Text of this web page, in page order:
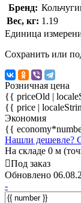
Бренд:
Вес, кг: 1.19
Единица
Сохранить или
Розничная цена
{{ priceOld |
{{ price |
Экономия
{{
Нашли дешевле?
На складе 0 м
Под заказ
Обновлено
-